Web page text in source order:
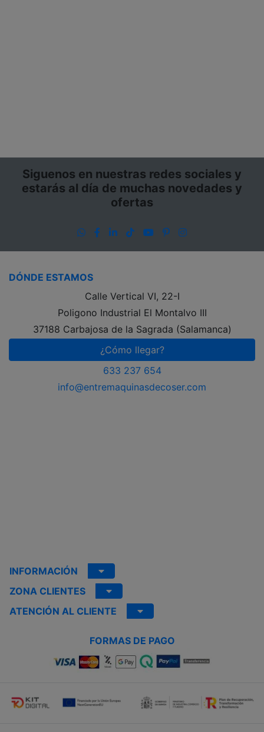
Siguenos en nuestras redes sociales y
estarás al día de muchas novedades y
ofertas
WhatsApp
Facebook
LinkedIn
TikTokYouTube
PinterestInstagram
DÓNDE ESTAMOS
Calle Vertical VI, 22-I
Poligono Industrial El Montalvo III
37188 Carbajosa de la Sagrada (Salamanca)
¿Cómo llegar?
633 237 654
info@entremaquinasdecoser.com
INFORMACIÓN
ZONA CLIENTES
ATENCIÓN AL CLIENTE
FORMAS DE PAGO